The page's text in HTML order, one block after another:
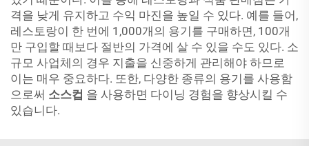
격을 낮게 유지하고 수익 마진을 높일 수 있다. 예를 들어,
레스토랑이 한 번에 1,000개의 용기를 구매하면, 100개
만 구입할 때보다 절반의 가격에 살 수 있을 수도 있다. 소
규모 사업체의 경우 지출을 신중하게 관리해야 하므로
이는 매우 중요하다. 또한, 다양한 종류의 용기를 사용함
으로써 소스컵 을 사용하면 다이닝 경험을 향상시킬 수
있습니다.